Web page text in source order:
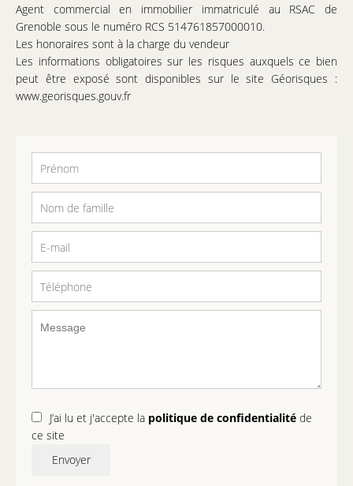
Agent commercial en immobilier immatriculé au RSAC de
Grenoble sous le numéro RCS 514761857000010.
Les honoraires sont à la charge du vendeur
Les informations obligatoires sur les risques auxquels ce bien
peut être exposé sont disponibles sur le site Géorisques :
www.georisques.gouv.fr
J’ai lu et j'accepte la politique de confidentialité de
ce site
Envoyer